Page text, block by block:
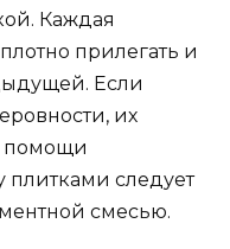
Каждая
прилегать и
Если
их
помощи
плитками следует
смесью.